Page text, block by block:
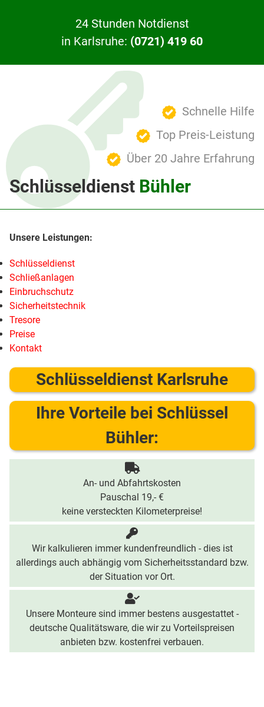
24 Stunden Notdienst
in Karlsruhe: (0721) 419 60
Schnelle Hilfe
Top Preis-Leistung
Über 20 Jahre Erfahrung
Schlüsseldienst Bühler
Schlüsseldienst
Schließanlagen
Einbruchschutz
Sicherheitstechnik
Tresore
Preise
Kontakt
Schlüsseldienst Karlsruhe
Ihre Vorteile bei Schlüssel
Bühler:
An- und Abfahrtskosten
Pauschal 19,- €
keine versteckten Kilometerpreise!
Wir kalkulieren immer kundenfreundlich - dies ist
allerdings auch abhängig vom Sicherheitsstandard bzw.
der Situation vor Ort.
Unsere Monteure sind immer bestens ausgestattet -
deutsche Qualitätsware, die wir zu Vorteilspreisen
anbieten bzw. kostenfrei verbauen.